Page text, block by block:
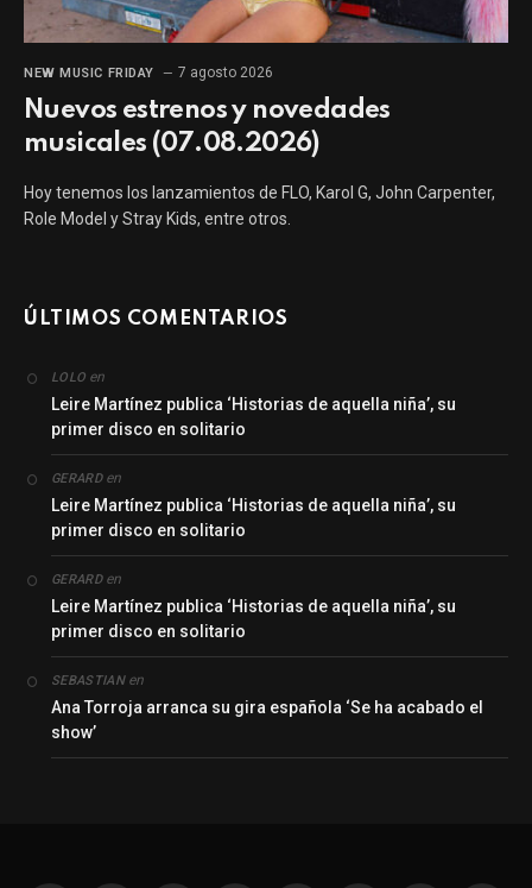
NEW MUSIC FRIDAY 7 agosto 2026
Nuevos estrenos y novedades
musicales (07.08.2026)
Hoy tenemos los lanzamientos de FLO, Karol G, John Carpenter,
Role Model y Stray Kids, entre otros.
ÚLTIMOS COMENTARIOS
LOLO en
Leire Martínez publica ‘Historias de aquella niña’, su
primer disco en solitario
GERARDen
Leire Martínez publica ‘Historias de aquella niña’, su
primer disco en solitario
GERARDen
Leire Martínez publica ‘Historias de aquella niña’, su
primer disco en solitario
SEBASTIANen
Ana Torroja arranca su gira española ‘Se ha acabado el
show’